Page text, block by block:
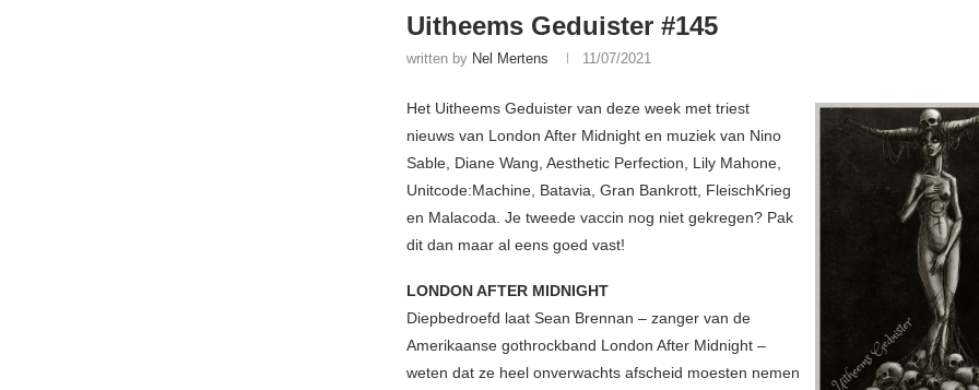
Uitheems Geduister #145
written by Nel Mertens 11/07/2021
Het Uitheems Geduister van deze week met triest
nieuws van London After Midnight en muziek van Nino
Sable, Diane Wang, Aesthetic Perfection, Lily Mahone,
Unitcode:Machine, Batavia, Gran Bankrott, FleischKrieg
en Malacoda. Je tweede vaccin nog niet gekregen? Pak
dit dan maar al eens goed vast!
LONDON AFTER MIDNIGHT
Diepbedroefd laat Sean Brennan – zanger van de
Amerikaanse gothrockband London After Midnight –
weten dat ze heel onverwachts afscheid moesten nemen